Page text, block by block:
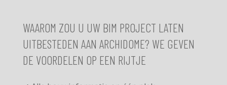
WAAROM ZOU U UW BIM PROJECT LATEN
UITBESTEDEN AAN ARCHIDOME? WE GEVEN
DE VOORDELEN OP EEN RIJTJE